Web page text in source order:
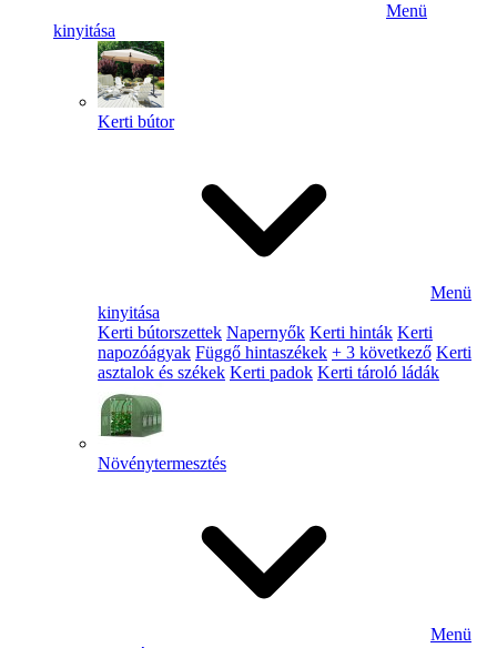
Menü
kinyitása
Kerti bútor
Menü
kinyitása
Kerti bútorszettek Napernyők Kerti hinták Kerti
napozóágyak Függő hintaszékek + 3 következő Kerti
asztalok és székek Kerti padok Kerti tároló ládák
Növénytermesztés
Menü